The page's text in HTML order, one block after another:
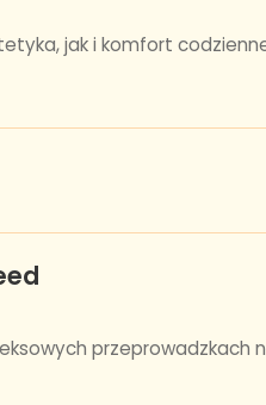
jak i komfort
przeprowadzkach